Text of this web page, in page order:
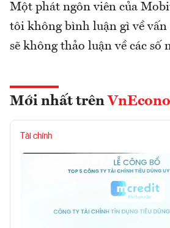
Một phát ngôn viên của
tôi không bình luận gì về vấn
sẽ không thảo luận về các số
Mới nhất trên
Tài chính